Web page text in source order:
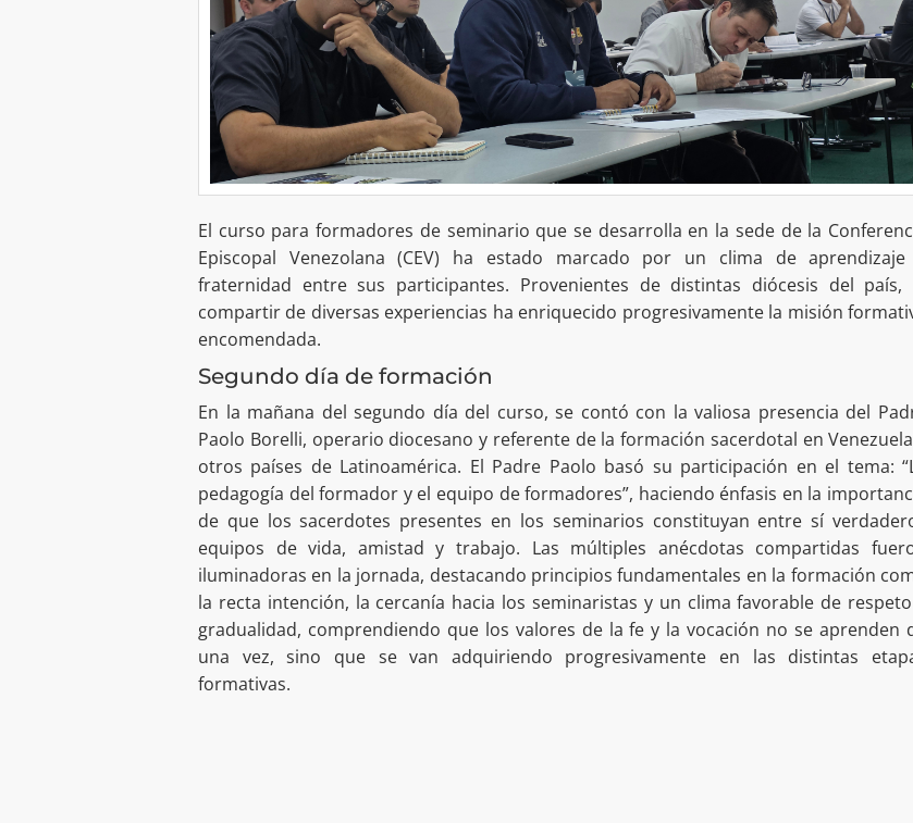
El curso para formadores de seminario que se desarrolla en la sede de la
Episcopal Venezolana (CEV) ha estado marcado por un clima de
fraternidad entre sus participantes. Provenientes de distintas diócesis del país,
compartir de diversas experiencias ha enriquecido progresivamente la misión
encomendada.
Segundo día de formación
En la mañana del segundo día del curso, se contó con la valiosa presencia del
Paolo Borelli, operario diocesano y referente de la formación sacerdotal en
otros países de Latinoamérica. El Padre Paolo basó su participación en el tema:
pedagogía del formador y el equipo de formadores”, haciendo énfasis en la
de que los sacerdotes presentes en los seminarios constituyan entre sí
equipos de vida, amistad y trabajo. Las múltiples anécdotas compartidas
iluminadoras en la jornada, destacando principios fundamentales en la formación
la recta intención, la cercanía hacia los seminaristas y un clima favorable de
gradualidad, comprendiendo que los valores de la fe y la vocación no se aprenden
una vez, sino que se van adquiriendo progresivamente en las distintas
formativas.